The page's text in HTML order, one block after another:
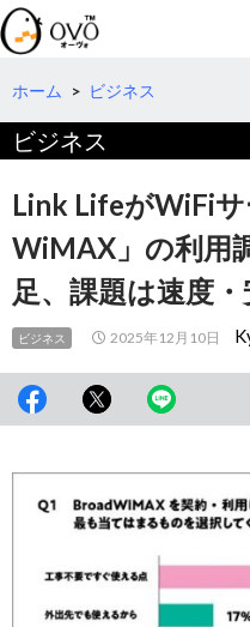
検
索
コ
テ
へ
移
動
ホーム > ビジネス
ビジネス
Link LifeがWiFi
WiMAX」の利用
足、課題は速度
ビジネス 2025年12月10日